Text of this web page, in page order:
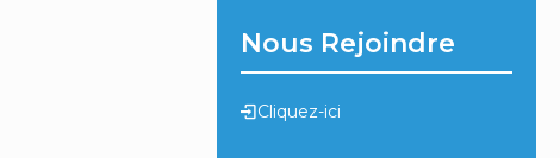
Nous Rejoindre
Cliquez-ici